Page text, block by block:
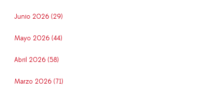
Junio 2026 (29)
Mayo 2026 (44)
Abril 2026 (58)
Marzo 2026 (71)